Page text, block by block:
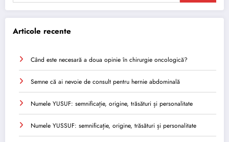
Articole recente
Când este necesară a doua opinie în chirurgie oncologică?
Semne că ai nevoie de consult pentru hernie abdominală
Numele YUSUF: semnificație, origine, trăsături și personalitate
Numele YUSSUF: semnificație, origine, trăsături și personalitate